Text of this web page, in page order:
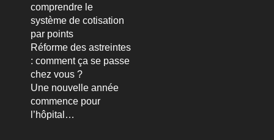
comprendre le
système de cotisation
par points
Réforme des astreintes
: comment ça se passe
chez vous ?
Une nouvelle année
commence pour
l’hôpital…